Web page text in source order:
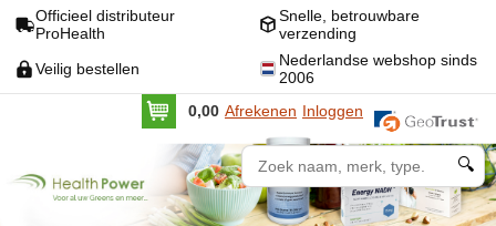
Officieel distributeur
ProHealth
Snelle, betrouwbare
verzending
Veilig bestellen
Nederlandse webshop sinds
2006
0,00 Afrekenen Inloggen
🔍